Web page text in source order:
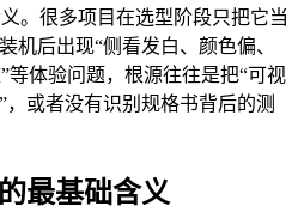
。很多项目在选型阶段只把它当
机后出现“侧看发白、颜色偏、
等体验问题，根源往往是把“可视
，或者没有识别规格书背后的测
最基础含义